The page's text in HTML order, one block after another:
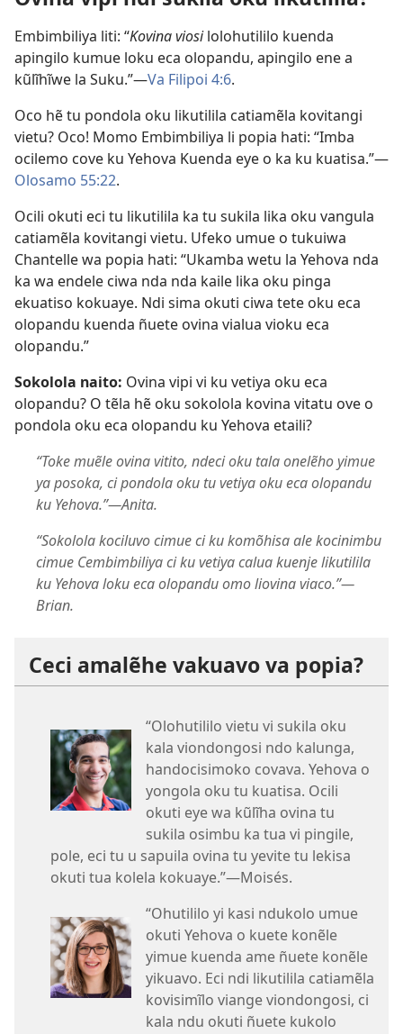
Embimbiliya liti: “Kovina viosilolohutililo kuenda
apingilo kumue loku eca olopandu, apingilo ene a
kũlĩhĩwe la Suku.”—Va Filipoi 4:6.
Oco hẽ tu pondola oku likutilila catiamẽla kovitangi
vietu? Oco! Momo Embimbiliya li popia hati: “Imba
ocilemo cove ku Yehova Kuenda eye o ka ku kuatisa.”—
Olosamo 55:22.
Ocili okuti eci tu likutilila ka tu sukila lika oku vangula
catiamẽla kovitangi vietu. Ufeko umue o tukuiwa
Chantelle wa popia hati: “Ukamba wetu la Yehova nda
ka wa endele ciwa nda nda kaile lika oku pinga
ekuatiso kokuaye. Ndi sima okuti ciwa tete oku eca
olopandu kuenda ñuete ovina vialua vioku eca
olopandu.”
Sokolola naito: Ovina vipi vi ku vetiya oku eca
olopandu? O tẽla hẽ oku sokolola kovina vitatu ove o
pondola oku eca olopandu ku Yehova etaili?
“Toke muẽle ovina vitito, ndeci oku tala onelẽho yimue
ya posoka, ci pondola oku tu vetiya oku eca olopandu
ku Yehova.”—Anita.
“Sokolola kociluvo cimue ci ku komõhisa ale kocinimbu
cimue Cembimbiliya ci ku vetiya calua kuenje likutilila
ku Yehova loku eca olopandu omo liovina viaco.”—
Brian.
Ceci amalẽhe vakuavo va popia?
“Olohutililo vietu vi sukila oku
kala viondongosi ndo kalunga,
handocisimoko covava. Yehova o
yongola oku tu kuatisa. Ocili
okuti eye wa kũlĩha ovina tu
sukila osimbu ka tua vi pingile,
pole, eci tu u sapuila ovina tu yevite tu lekisa
okuti tua kolela kokuaye.”—Moisés.
“Ohutililo yi kasi ndukolo umue
okuti Yehova o kuete konẽle
yimue kuenda ame ñuete konẽle
yikuavo. Eci ndi likutilila catiamẽla
kovisimĩlo viange viondongosi, ci
kala ndu okuti ñuete kukolo